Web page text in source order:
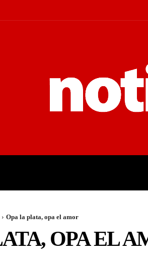
Opa la plata, opa el amor
OPA EL